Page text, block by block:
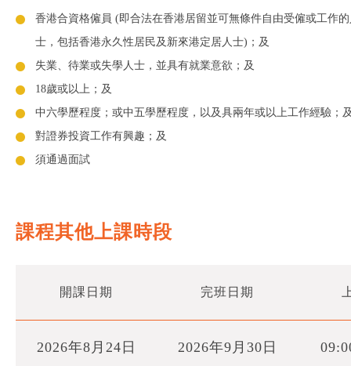
香港合資格僱員 (即合法在香港居留並可無條件自由受僱或工作
士，包括香港永久性居民及新來港定居人士)；及
失業、待業或失學人士，並具有就業意欲；及
18歲或以上；及
中六學歷程度；或中五學歷程度，以及具兩年或以上工作經驗；
對證券投資工作有興趣；及
須通過面試
課程其他上課時段
開課日期 完班日期
2026年8月24日 2026年9月30日